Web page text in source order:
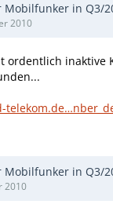
Mobilfunker in Q3/
2010
ordentlich inaktive
Mobilfunker in Q3/
2010